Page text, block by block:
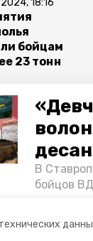
В
бойцов
акцию к 9
18:16
бойцам
23 тонн
сво и